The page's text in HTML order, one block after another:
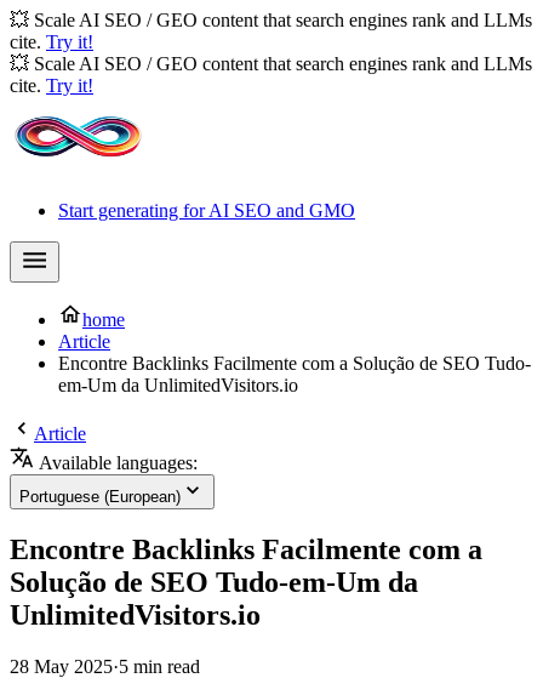
💥 Scale AI SEO / GEO content that search engines rank and LLMs
cite. Try it!
💥 Scale AI SEO / GEO content that search engines rank and LLMs
cite. Try it!
Start generating for AI SEO and GMO
home
Article
Encontre Backlinks Facilmente com a Solução de SEO Tudo-
em-Um da UnlimitedVisitors.io
Article
Available languages:
Portuguese (European)
Encontre Backlinks Facilmente com a
Solução de SEO Tudo-em-Um da
UnlimitedVisitors.io
28 May 2025·5 min read